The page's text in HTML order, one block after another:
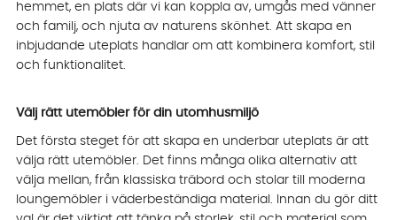
hemmet, en plats där vi kan koppla av, umgås med vänner
och familj, och njuta av naturens skönhet. Att skapa en
inbjudande uteplats handlar om att kombinera komfort, stil
och funktionalitet.
Välj rätt utemöbler för din utomhusmiljö
Det första steget för att skapa en underbar uteplats är att
välja rätt utemöbler. Det finns många olika alternativ att
välja mellan, från klassiska träbord och stolar till moderna
loungemöbler i väderbeständiga material. Innan du gör ditt